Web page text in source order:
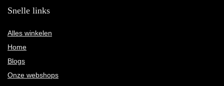
Snelle links
Alles winkelen
Home
Blogs
Onze webshops